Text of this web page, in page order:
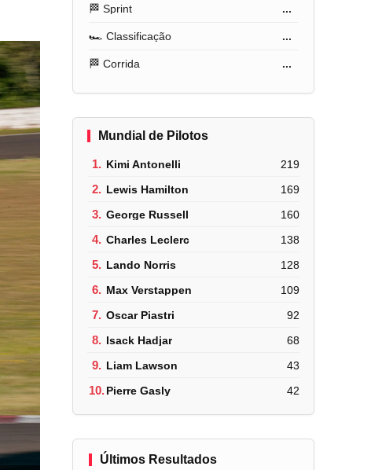
🏁 Sprint ...
🏎️ Classificação ...
🏁 Corrida ...
Mundial de Pilotos
1. Kimi Antonelli 219
2. Lewis Hamilton 169
3. George Russell 160
4. Charles Leclerc 138
5. Lando Norris 128
6. Max Verstappen 109
7. Oscar Piastri 92
8. Isack Hadjar 68
9. Liam Lawson 43
10.Pierre Gasly 42
Últimos Resultados